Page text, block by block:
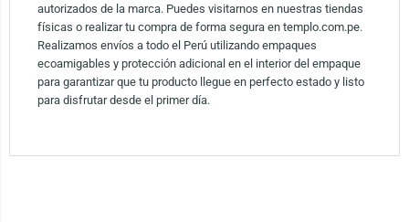
autorizados de la marca. Puedes visitarnos en nuestras tiendas
físicas o realizar tu compra de forma segura en templo.com.pe.
Realizamos envíos a todo el Perú utilizando empaques
ecoamigables y protección adicional en el interior del empaque
para garantizar que tu producto llegue en perfecto estado y listo
para disfrutar desde el primer día.